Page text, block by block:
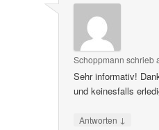
Schoppmann schrieb
Sehr informativ!
und keinesfalls
Antworten ↓